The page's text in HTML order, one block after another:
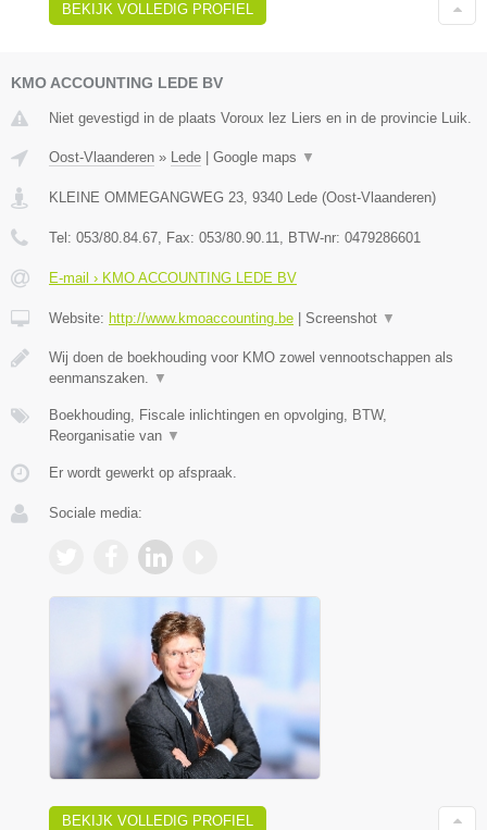
BEKIJK VOLLEDIG PROFIEL
KMO ACCOUNTING LEDE BV
Niet gevestigd in de plaats Voroux lez Liers en in de provincie Luik.
Oost-Vlaanderen » Lede Google maps ▼
KLEINE OMMEGANGWEG 23, 9340 Lede (Oost-Vlaanderen)
Tel: 053/80.84.67, Fax: 053/80.90.11, BTW-nr: 0479286601
E-mail › KMO ACCOUNTING LEDE BV
Website: http://www.kmoaccounting.be Screenshot ▼
Wij doen de boekhouding voor KMO zowel vennootschappen als
eenmanszaken. ▼
Boekhouding, Fiscale inlichtingen en opvolging, BTW,
Reorganisatie van ▼
Er wordt gewerkt op afspraak.
Sociale media:
BEKIJK VOLLEDIG PROFIEL